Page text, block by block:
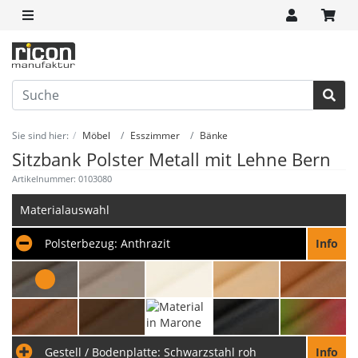
Sie sind hier: Möbel Esszimmer Bänke
Sitzbank Polster Metall mit Lehne Bern
Artikelnummer: 0103080
Materialauswahl
Polsterbezug: Anthrazit Info
Gestell / Bodenplatte: Schwarzstahl roh Info